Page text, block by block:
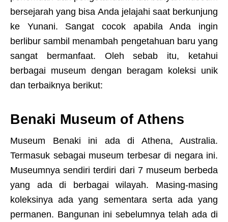
bersejarah yang bisa Anda jelajahi saat berkunjung
ke Yunani. Sangat cocok apabila Anda ingin
berlibur sambil menambah pengetahuan baru yang
sangat bermanfaat. Oleh sebab itu, ketahui
berbagai museum dengan beragam koleksi unik
dan terbaiknya berikut:
Benaki Museum of Athens
Museum Benaki ini ada di Athena, Australia.
Termasuk sebagai museum terbesar di negara ini.
Museumnya sendiri terdiri dari 7 museum berbeda
yang ada di berbagai wilayah. Masing-masing
koleksinya ada yang sementara serta ada yang
permanen. Bangunan ini sebelumnya telah ada di